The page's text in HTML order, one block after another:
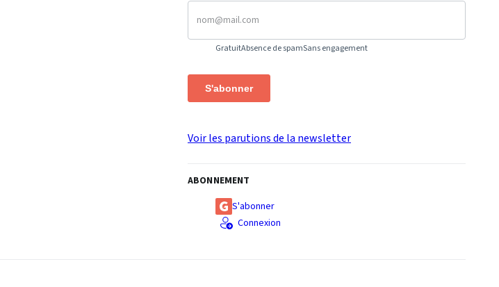
GratuitAbsence de spamSans engagement
S'abonner
Voir les parutions de la newsletter
ABONNEMENT
S'abonner
Connexion